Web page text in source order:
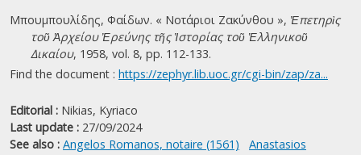
Μπουμπουλίδης, Φαίδων. « Νοτάριοι Ζακύνθου », Ἐπετηρὶς
τοῦ Ἀρχείου Ἐρεύνης τῆς Ἱστορίας τοῦ Ἑλληνικοῦ
Δικαίου, 1958, vol. 8, pp. 112-133.
Find the document : https://zephyr.lib.uoc.gr/cgi-bin/zap/za...
Editorial : Nikias, Kyriaco
Last update : 27/09/2024
See also : Angelos Romanos, notaire (1561)
Anastasios